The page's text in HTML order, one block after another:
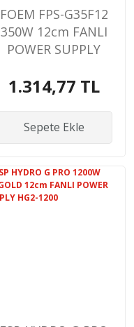
FOEM FPS-G35F12
350W 12cm FANLI
POWER SUPPLY
1.314,77 TL
Sepete Ekle